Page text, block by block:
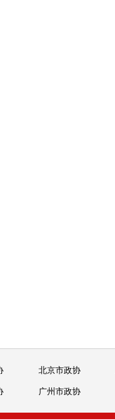
北京市政协
广州市政协